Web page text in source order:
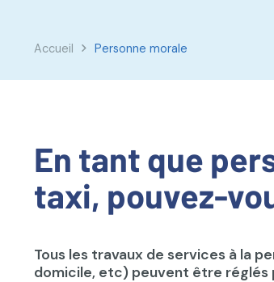
Accueil Personne morale
En tant que
taxi, pouvez-
Tous les travaux de services à la
domicile, etc) peuvent être réglés